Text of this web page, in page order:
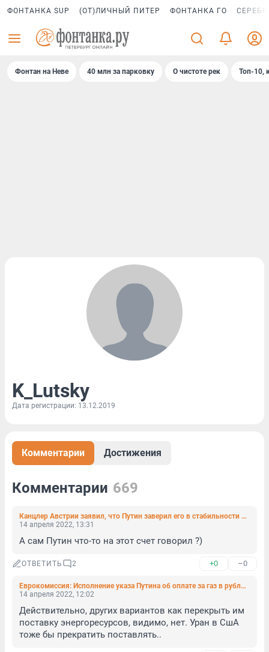
ФОНТАНКА SUP (ОТ)ЛИЧНЫЙ ПИТЕР ФОНТАНКА ГО
Фонтан на Неве 40 млн за парковку О чистоте рек Топ-10,
K_Lutsky
Дата регистрации: 13.12.2019
Комментарии Достижения
Комментарии 669
Канцлер Австрии заявил, что Путин заверил его в стабильности поставок газа и возможности оплаты в евро
14 апреля 2022, 13:31
А сам Путин что-то на этот счет говорил ?)
ОТВЕТИТЬ 2 +0 –0
Еврокомиссия: Исполнение указа Путина об оплате за газ в рублях станет нарушением санкций
14 апреля 2022, 12:02
Действительно, других вариантов как перекрыть им
поставку энергоресурсов, видимо, нет. Уран в СшА
тоже бы прекратить поставлять..